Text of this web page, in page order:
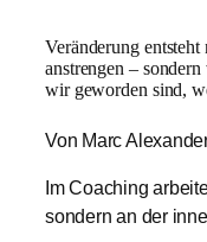
Veränderung
anstrengen –
wir geworden sind,
Von Marc
Im Coaching
sondern an der